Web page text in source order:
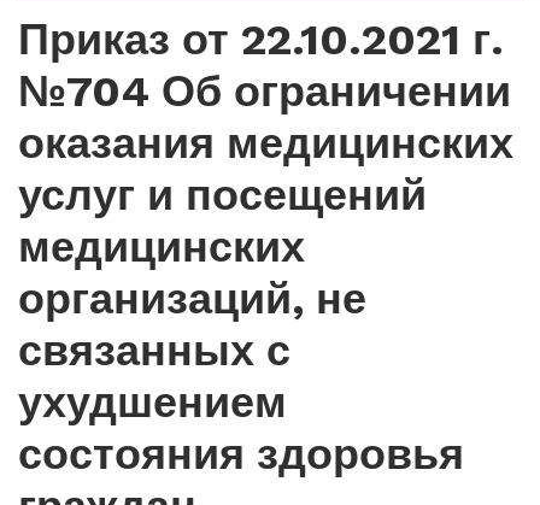
Приказ от 22.10.2021 г.
№704 Об ограничении
оказания медицинских
услуг и посещений
медицинских
организаций, не
связанных с
ухудшением
состояния здоровья